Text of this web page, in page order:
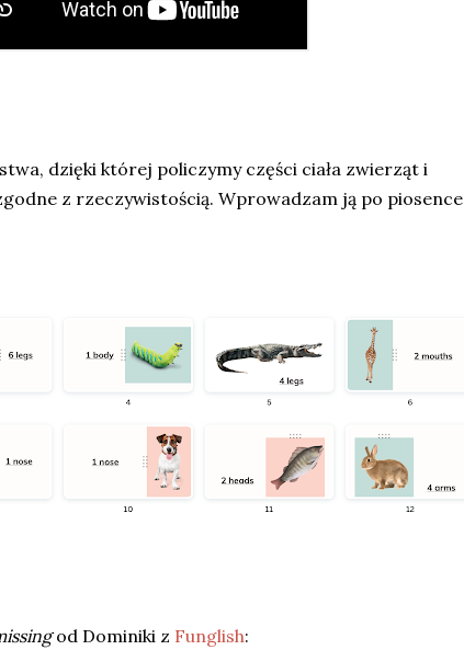
dzięki której policzymy części ciała zwierząt i
z rzeczywistością. Wprowadzam ją po piosence
od Dominiki z Funglish: